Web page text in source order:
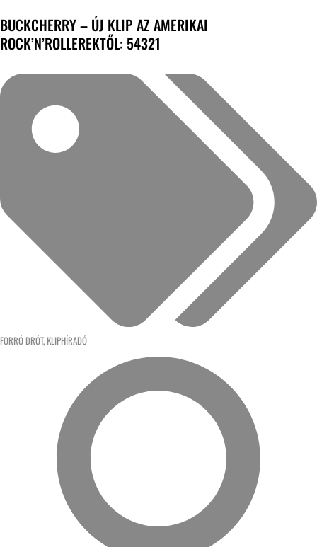
BUCKCHERRY – ÚJ KLIP AZ AMERIKAI
ROCK’N’ROLLEREKTŐL: 54321
FORRÓ DRÓT, KLIPHÍRADÓ